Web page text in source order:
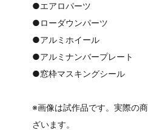
●エアロパーツ
●ローダウンパーツ
●アルミホイール
●アルミナンバープレート
●窓枠マスキングシール
※画像は試作品です。実際の
ざいます。